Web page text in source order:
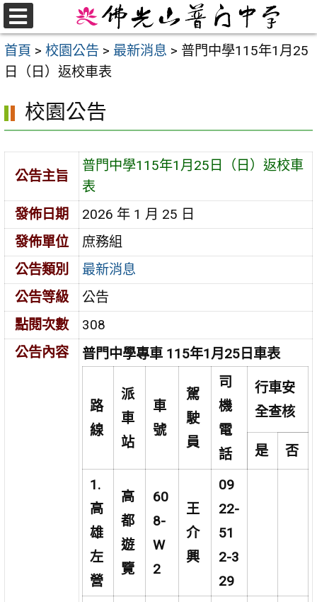
跳
至
主
要
首頁 > 校園公告 > 最新消息 > 普門中學115年1月25
日（日）返校車表
校園公告
公告主旨
普門中學115年1月25日（日）返校車
表
發佈日期
2026 年 1 月 25 日
發佈單位
庶務組
公告類別
最新消息
公告等級
公告
點閱次數
308
公告內容
普門中學專車 115年1月25日車表
路
線
派
車
站
車
號
駕
駛
員
司
機
電
話
行車安
全查核
是 否
1.
高
雄
左
營
高
都
遊
覽
60
8-
W
2
王
介
興
09
22-
51
2-3
29
選
單